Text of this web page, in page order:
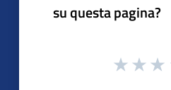
su questa pagina?